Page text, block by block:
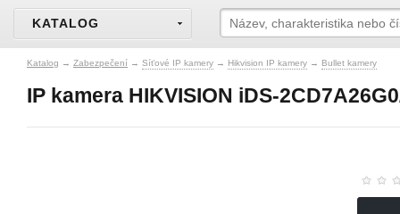
KATALOG
Katalog → Zabezpečení → Síťové IP kamery → Hikvision IP kamery → Bullet kamery
IP kamera HIKVISION iDS-